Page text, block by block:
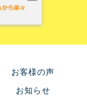
お客様の声
お知らせ